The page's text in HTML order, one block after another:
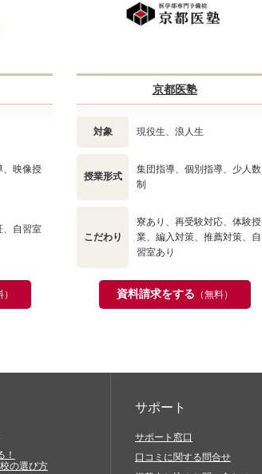
、映像授
、自習室
京都医塾
対象 現役生、浪人生
授業形式
集団指導、個別指導、少人数
制
こだわり
寮あり、再受験対応、体験授
業、編入対策、推薦対策、自
習室あり
資料請求をする （無料）
！
の選び方
サポート
サポート窓口
口コミに関する問合せ